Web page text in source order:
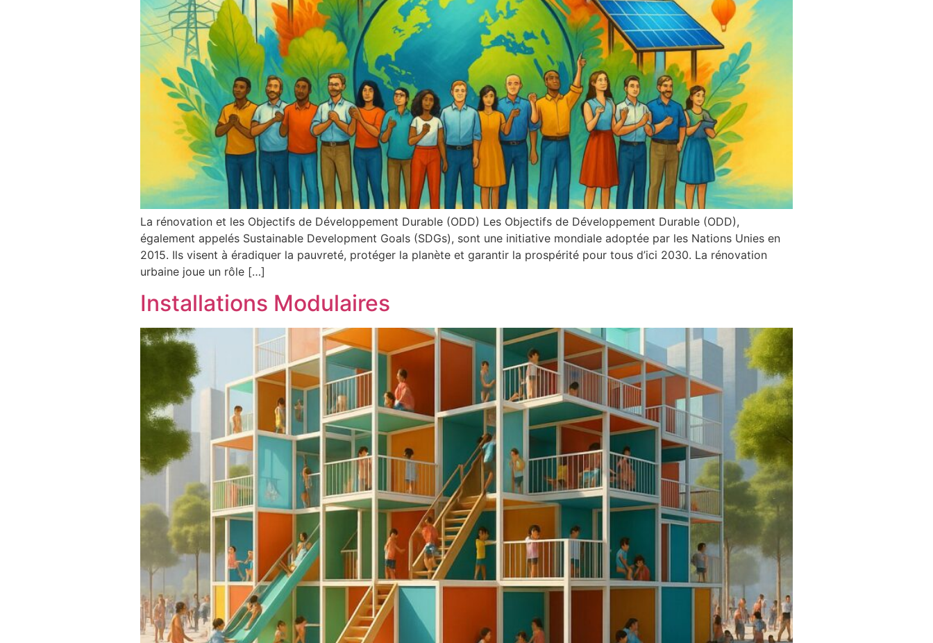
La rénovation et les Objectifs de Développement Durable (ODD) Les Objectifs de Développement Durable (ODD),
également appelés Sustainable Development Goals (SDGs), sont une initiative mondiale adoptée par les Nations Unies en
2015. Ils visent à éradiquer la pauvreté, protéger la planète et garantir la prospérité pour tous d’ici 2030. La rénovation
urbaine joue un rôle […]
Installations Modulaires